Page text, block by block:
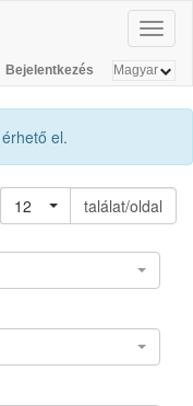
Bejelentkezés
érhető el.
12
találat/oldal